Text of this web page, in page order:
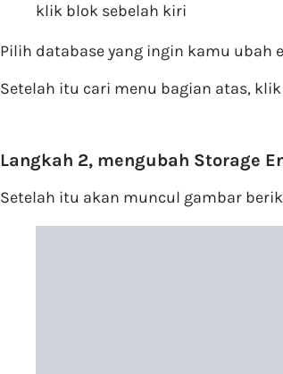
klik blok sebelah kiri
Pilih database yang ingin kamu ubah
Setelah itu cari menu bagian atas,
Langkah 2, mengubah Storage
Setelah itu akan muncul gambar